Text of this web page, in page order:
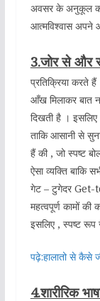
अवसर के अनुकूल
आत्मविश्वास अपने
3.जोर से और
प्रतिक्रिया करते
आँख मिलाकर बात
दिखती है ।
ताकि आसानी से
हैं की , जो स्पष्ट
ऐसा व्यक्ति बाकि
गेट – टुगेदर Get-
महत्वपूर्ण कामों
इसलिए , स्पष्ट
पढ़े:हालातो से कैसे
4.शारीरिक